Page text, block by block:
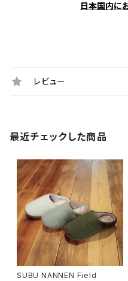
日本国内に
レビュー
最近チェックした商品
SUBU NANNEN Field